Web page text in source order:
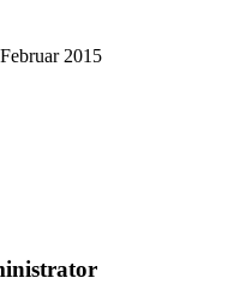
2015